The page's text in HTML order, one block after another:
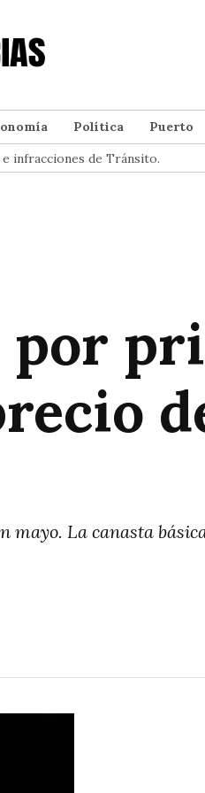
Política Puerto
e infracciones de Tránsito.
por
mayo. La canasta